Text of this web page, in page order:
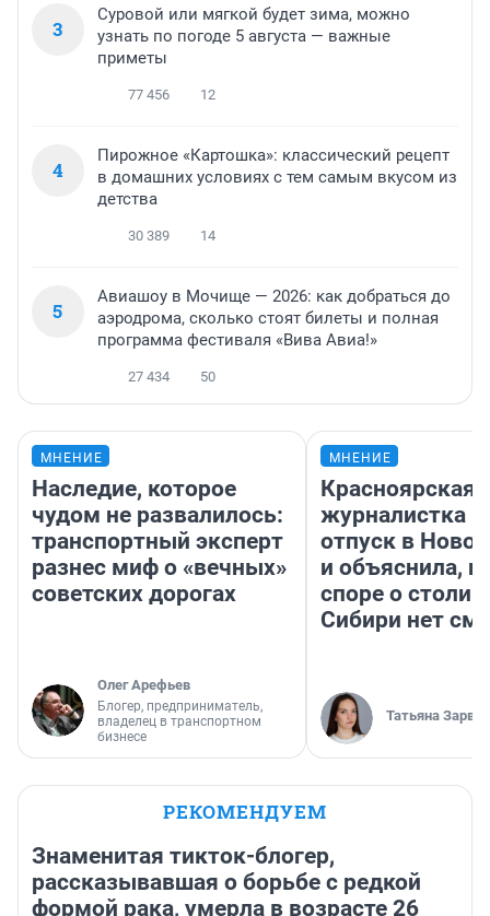
3
Суровой или мягкой будет зима, можно
узнать по погоде 5 августа — важные
приметы
77 456 12
4
Пирожное «Картошка»: классический рецепт
в домашних условиях с тем самым вкусом из
детства
30 389 14
5
Авиашоу в Мочище — 2026: как добраться до
аэродрома, сколько стоят билеты и полная
программа фестиваля «Вива Авиа!»
27 434 50
МНЕНИЕ
Наследие, которое
чудом не развалилось:
транспортный эксперт
разнес миф о «вечных»
советских дорогах
Олег Арефьев
Блогер, предприниматель,
владелец в транспортном
бизнесе
МНЕНИЕ
Красноярская
журналистка
отпуск в
и объяснила,
споре о
Сибири нет
Татьяна Зарва
РЕКОМЕНДУЕМ
Знаменитая тикток-блогер,
рассказывавшая о борьбе с редкой
формой рака, умерла в возрасте 26